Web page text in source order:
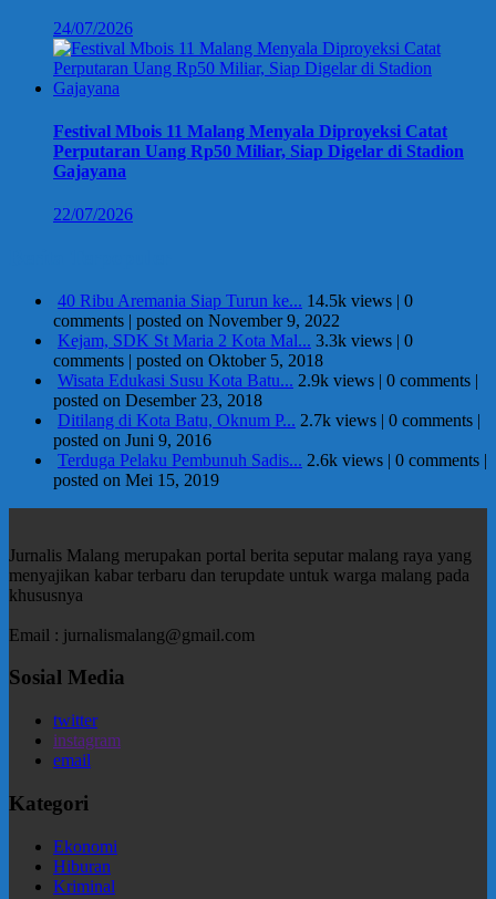
24/07/2026
Festival Mbois 11 Malang Menyala Diproyeksi Catat
Perputaran Uang Rp50 Miliar, Siap Digelar di Stadion
Gajayana
22/07/2026
40 Ribu Aremania Siap Turun ke... 14.5k views | 0
comments | posted on November 9, 2022
Kejam, SDK St Maria 2 Kota Mal... 3.3k views | 0
comments | posted on Oktober 5, 2018
Wisata Edukasi Susu Kota Batu... 2.9k views | 0 comments |
posted on Desember 23, 2018
Ditilang di Kota Batu, Oknum P... 2.7k views | 0 comments |
posted on Juni 9, 2016
Terduga Pelaku Pembunuh Sadis... 2.6k views | 0 comments |
posted on Mei 15, 2019
Jurnalis Malang merupakan portal berita seputar malang raya yang
menyajikan kabar terbaru dan terupdate untuk warga malang pada
khususnya
Email : jurnalismalang@gmail.com
Sosial Media
twitter
instagram
email
Kategori
Ekonomi
Hiburan
Kriminal